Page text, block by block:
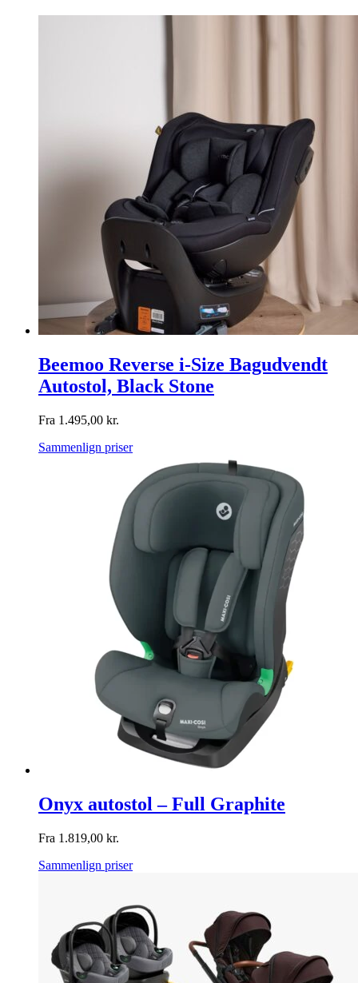
Beemoo Reverse i-Size Bagudvendt
Autostol, Black Stone
Fra 1.495,00 kr.
Sammenlign priser
Onyx autostol – Full Graphite
Fra 1.819,00 kr.
Sammenlign priser